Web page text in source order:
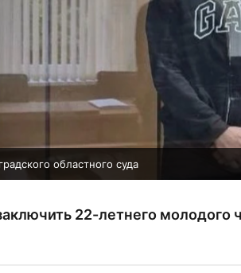
областного суда
22-летнего молодого